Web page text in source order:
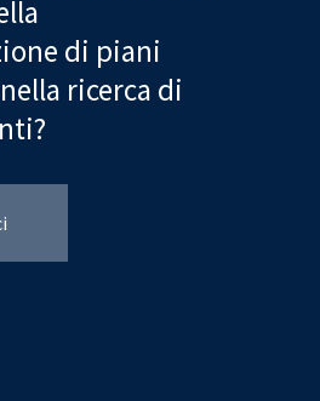
di piani
ricerca di